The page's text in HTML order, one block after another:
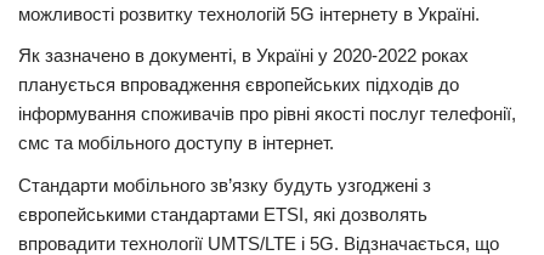
Кримінал
Трагедії
Курйози
Суспільство
Культура
Шоу-біз
можливості розвитку технологій 5G інтернету в Україні.
Як зазначено в документі, в Україні у 2020-2022 роках
планується впровадження європейських підходів до
інформування споживачів про рівні якості послуг телефонії,
смс та мобільного доступу в інтернет.
Стандарти мобільного зв’язку будуть узгоджені з
європейськими стандартами ETSI, які дозволять
впровадити технології UMTS/LTE і 5G. Відзначається, що